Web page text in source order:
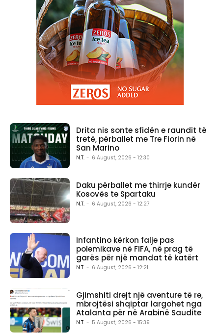
Drita nis sonte sfidën e raundit të
tretë, përballet me Tre Fiorin në
San Marino
N.T. - 6 August, 2026 - 12:30
Daku përballet me thirrje kundër
Kosovës te Spartaku
N.T. - 6 August, 2026 - 12:27
Infantino kërkon falje pas
polemikave në FIFA, në prag të
garës për një mandat të katërt
N.T. - 6 August, 2026 - 12:21
Gjimshiti drejt një aventure të re,
mbrojtësi shqiptar largohet nga
Atalanta për në Arabinë Saudite
N.T. - 5 August, 2026 - 15:39